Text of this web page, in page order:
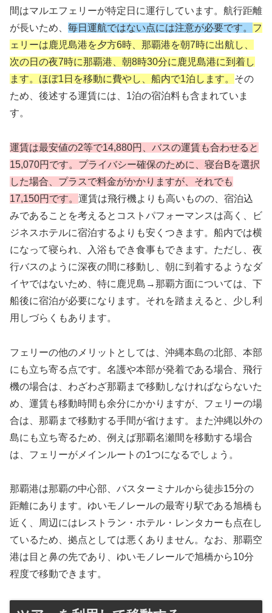
間はマルエフェリーが特定日に運行しています。航行距離
が長いため、 毎日運航ではない点には注意が必要です。 フ
ェリーは鹿児島港を夕方6時、那覇港を朝7時に出航し、
次の日の夜7時に那覇港、朝8時30分に鹿児島港に到着し
ます。ほぼ1日を移動に費やし、船内で1泊します。 その
ため、後述する運賃には、1泊の宿泊料も含まれていま
す。
運賃は最安値の2等で14,880円、バスの運賃も合わせると
15,070円です。プライバシー確保のために、寝台Bを選択
した場合、プラスで料金がかかりますが、それでも
17,150円です。 運賃は飛行機よりも高いものの、宿泊込
みであることを考えるとコストパフォーマンスは高く、ビ
ジネスホテルに宿泊するよりも安くつきます。船内では横
になって寝られ、入浴もでき食事もできます。ただし、夜
行バスのように深夜の間に移動し、朝に到着するようなダ
イヤではないため、特に鹿児島→那覇方面については、下
船後に宿泊が必要になります。それを踏まえると、少し利
用しづらくもあります。
フェリーの他のメリットとしては、沖縄本島の北部、本部
にも立ち寄る点です。名護や本部が発着である場合、飛行
機の場合は、わざわざ那覇まで移動しなければならないた
め、運賃も移動時間も余分にかかりますが、フェリーの場
合は、那覇まで移動する手間が省けます。また沖縄以外の
島にも立ち寄るため、例えば那覇名瀬間を移動する場合
は、フェリーがメインルートの1つになるでしょう。
那覇港は那覇の中心部、バスターミナルから徒歩15分の
距離にあります。ゆいモノレールの最寄り駅である旭橋も
近く、周辺にはレストラン・ホテル・レンタカーも点在し
ているため、拠点としては悪くありません。なお、那覇空
港は目と鼻の先であり、ゆいモノレールで旭橋から10分
程度で移動できます。